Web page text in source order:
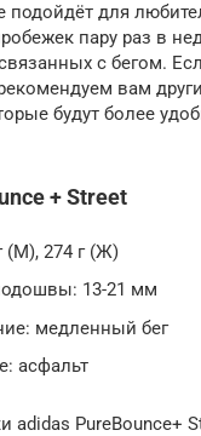
подойдёт для
пару раз в
с бегом.
вам
будут более
+ Street
(М), 274 г (Ж)
13-21 мм
медленный бег
асфальт
adidas PureBounce+